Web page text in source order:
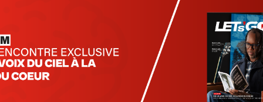
letsgomedia-ci.com